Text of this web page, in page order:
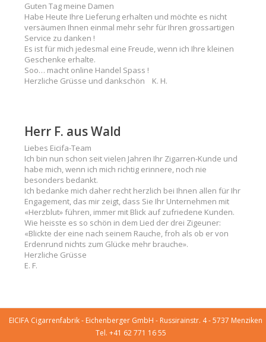
Guten Tag meine Damen
Habe Heute Ihre Lieferung erhalten und möchte es nicht
versäumen Ihnen einmal mehr sehr für Ihren grossartigen
Service zu danken !
Es ist für mich jedesmal eine Freude, wenn ich Ihre kleinen
Geschenke erhalte.
Soo… macht online Handel Spass !
Herzliche Grüsse und dankschön K. H.
Herr F. aus Wald
Liebes Eicifa-Team
Ich bin nun schon seit vielen Jahren Ihr Zigarren-Kunde und
habe mich, wenn ich mich richtig erinnere, noch nie
besonders bedankt.
Ich bedanke mich daher recht herzlich bei Ihnen allen für Ihr
Engagement, das mir zeigt, dass Sie Ihr Unternehmen mit
«Herzblut» führen, immer mit Blick auf zufriedene Kunden.
Wie heisste es so schön in dem Lied der drei Zigeuner:
«Blickte der eine nach seinem Rauche, froh als ob er von
Erdenrund nichts zum Glücke mehr brauche».
Herzliche Grüsse
E. F.
EICIFA Cigarrenfabrik - Eichenberger GmbH - Russirainstr. 4 - 5737 Menziken
Tel. +41 62 771 16 55